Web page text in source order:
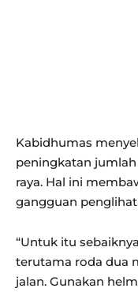
Kabidhumas
peningkatan
raya. Hal ini
gangguan
“Untuk itu
terutama roda dua
jalan. Gunakan